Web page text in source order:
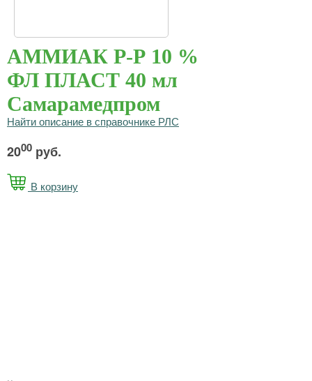
АММИАК Р-Р 10 %
ФЛ ПЛАСТ 40 мл
Самарамедпром
Найти описание в справочнике РЛС
2000 руб.
В корзину